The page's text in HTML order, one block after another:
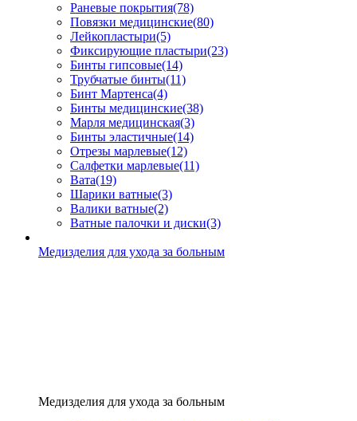
Раневые покрытия(78)
Повязки медицинские(80)
Лейкопластыри(5)
Фиксирующие пластыри(23)
Бинты гипсовые(14)
Трубчатые бинты(11)
Бинт Мартенса(4)
Бинты медицинские(38)
Марля медицинская(3)
Бинты эластичные(14)
Отрезы марлевые(12)
Салфетки марлевые(11)
Вата(19)
Шарики ватные(3)
Валики ватные(2)
Ватные палочки и диски(3)
Медизделия для ухода за больным
Медизделия для ухода за больным